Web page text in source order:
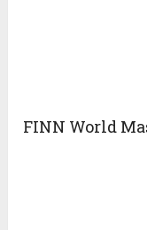
FINN World